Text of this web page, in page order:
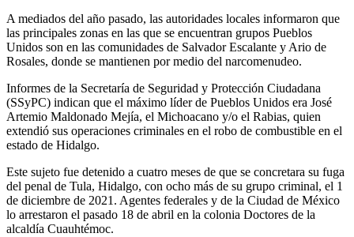
A mediados del año pasado, las autoridades locales informaron que
las principales zonas en las que se encuentran grupos Pueblos
Unidos son en las comunidades de Salvador Escalante y Ario de
Rosales, donde se mantienen por medio del narcomenudeo.
Informes de la Secretaría de Seguridad y Protección Ciudadana
(SSyPC) indican que el máximo líder de Pueblos Unidos era José
Artemio Maldonado Mejía, el Michoacano y/o el Rabias, quien
extendió sus operaciones criminales en el robo de combustible en el
estado de Hidalgo.
Este sujeto fue detenido a cuatro meses de que se concretara su fuga
del penal de Tula, Hidalgo, con ocho más de su grupo criminal, el 1
de diciembre de 2021. Agentes federales y de la Ciudad de México
lo arrestaron el pasado 18 de abril en la colonia Doctores de la
alcaldía Cuauhtémoc.